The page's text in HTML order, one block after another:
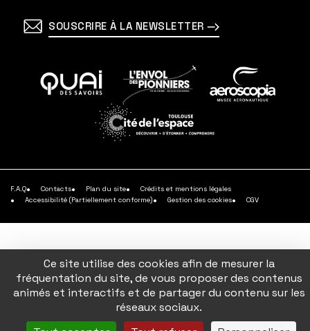
Ce site utilise des cookies afin de mesurer la
fréquentation du site, de vous proposer des contenus
animés et interactifs et de partager du contenu sur les
réseaux sociaux.
SOUSCRIRE À LA NEWSLETTER
En
savoir
plus
F.A.Q Contacts Plan du site
Crédits et mentions légales
Accessibilité (Partiellement conforme)
Gestion des cookies CGV